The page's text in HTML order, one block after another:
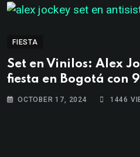
FIESTA
Set en Vinilos: Alex
fiesta en Bogotá con
OCTOBER 17, 2024 1446